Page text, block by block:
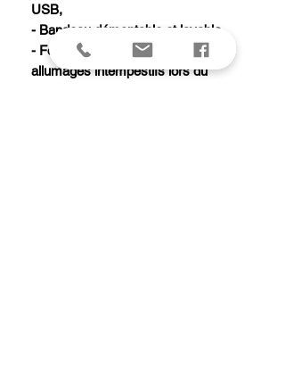
USB,
- Bandeau démontable et lavable.
- Fonction LOCK pour éviter les
allumages intempestifs lors du